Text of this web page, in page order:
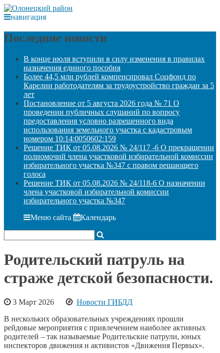
навигация
Последние новости
В конце июля вступили в силу изменения в правилах
назначения единого пособия
Более 44,5 млн рублей компенсировал Соцфонд по
Карелии работодателям за трудоустройство граждан за 5
лет
Постановление от 5 августа 2026 года № 71 О
проведении публичных слушаний по вопросу
предоставления условно разрешенного вида
использования земельного участка с кадастровым
номером 10:14:0050602:159
Решение ТИК от 05.08.2026 № 24/117 -6 О прекращении
полномочий члена участковой избирательной комиссии
избирательного участка №347 с правом решающего
голоса
Решение ТИК от 05.08.2026 № 24/118-6 О назначении
члена участковой избирательной комиссии
избирательного участка №347
Меню сайта Календарь
Родительский патруль на
страже детской безопасности.
3 Март 2026
Новости ГИБДД
В нескольких образовательных учреждениях прошли
рейдовые мероприятия с привлечением наиболее активных
родителей – так называемые Родительские патрули, юных
инспекторов движения и активистов «Движения Первых».